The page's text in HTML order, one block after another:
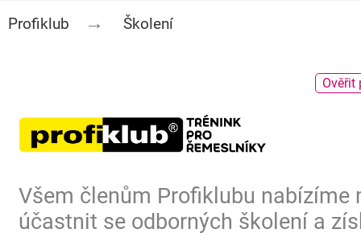
Profiklub Školení
Ověřit
Všem členům Profiklubu nabízíme
účastnit se odborných školení a